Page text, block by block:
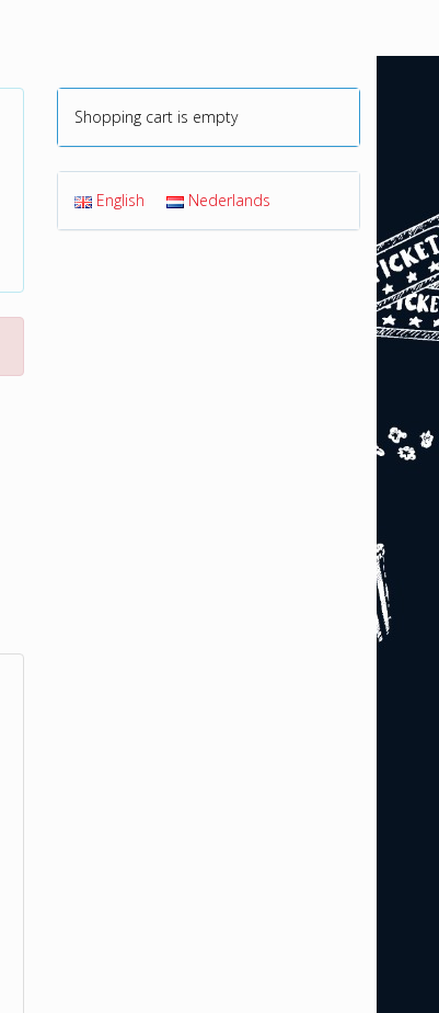
Shopping cart is empty
English Nederlands